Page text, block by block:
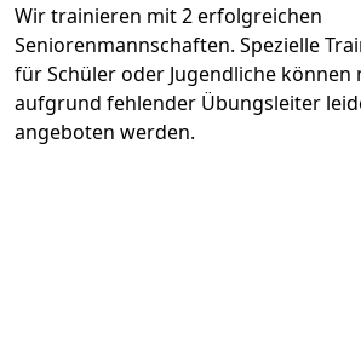
Wir trainieren mit 2 erfolgreichen
Seniorenmannschaften. Spezielle
für Schüler oder Jugendliche können
aufgrund fehlender Übungsleiter
angeboten werden.